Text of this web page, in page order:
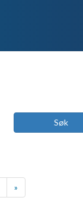
Søk
»